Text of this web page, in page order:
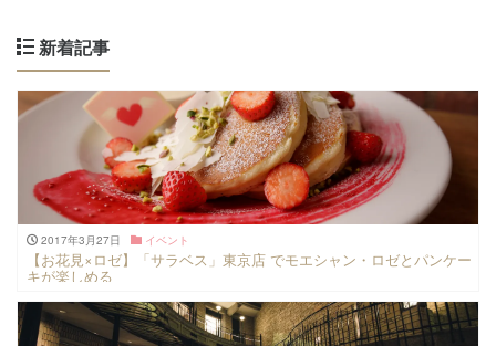
新着記事
2017年3月27日 イベント
【お花見×ロゼ】「サラベス」東京店 でモエシャン・ロゼとパンケー
キが楽しめる